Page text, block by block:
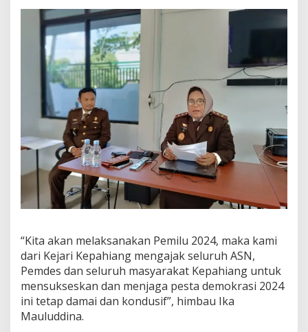
“Kita akan melaksanakan Pemilu 2024, maka kami
dari Kejari Kepahiang mengajak seluruh ASN,
Pemdes dan seluruh masyarakat Kepahiang untuk
mensukseskan dan menjaga pesta demokrasi 2024
ini tetap damai dan kondusif”, himbau Ika
Mauluddina.